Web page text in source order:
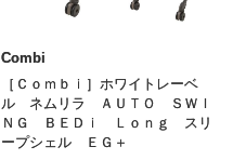
Combi
［Ｃｏｍｂｉ］ホワイトレーベ
ル ネムリラ ＡＵＴＯ ＳＷＩ
ＮＧ ＢＥＤｉ Ｌｏｎｇ スリ
ープシェル ＥＧ＋